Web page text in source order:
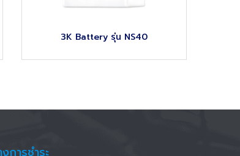
3K Battery รุ่น NS40
การชำระ